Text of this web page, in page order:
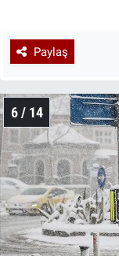
Paylaş
6 / 14